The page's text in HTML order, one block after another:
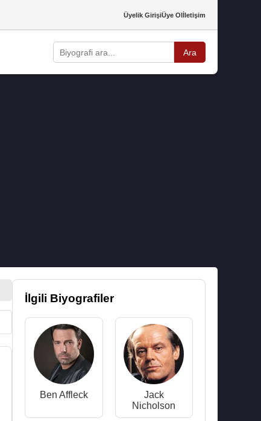
Üyelik GirişiÜye Olİletişim
Ara
İlgili Biyografiler
Ben Affleck
Jack
Nicholson